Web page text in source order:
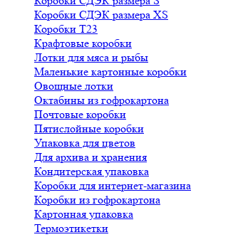
Коробки СДЭК размера XS
Коробки Т23
Крафтовые коробки
Лотки для мяса и рыбы
Маленькие картонные коробки
Овощные лотки
Октабины из гофрокартона
Почтовые коробки
Пятислойные коробки
Упаковка для цветов
Для архива и хранения
Кондитерская упаковка
Коробки для интернет-магазина
Коробки из гофрокартона
Картонная упаковка
Термоэтикетки